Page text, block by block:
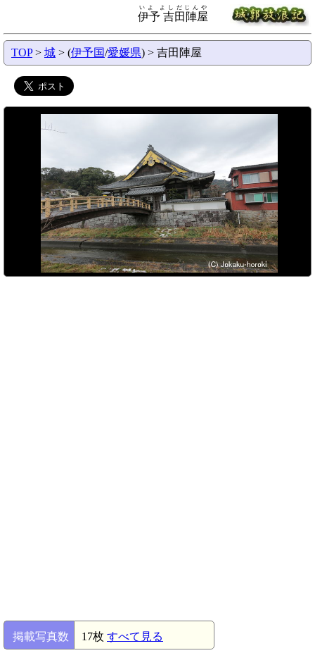
伊予 吉田陣屋
いよ よしだじんや
TOP> 城 > (伊予国/愛媛県) > 吉田陣屋
掲載写真数 17枚 すべて見る